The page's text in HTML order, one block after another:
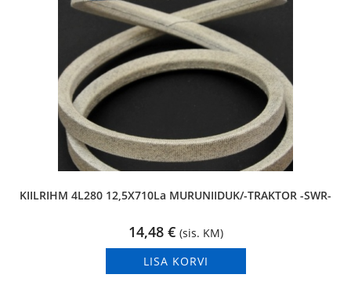
KIILRIHM 4L280 12,5X710La MURUNIIDUK/-TRAKTOR -SWR-
14,48 € (sis. KM)
LISA KORVI